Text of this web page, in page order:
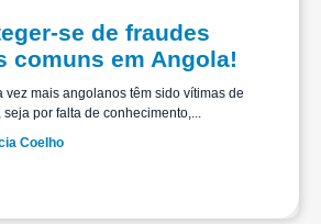
se de fraudes
comuns em Angola!
vez mais angolanos têm sido vítimas de
por falta de conhecimento,...
Coelho